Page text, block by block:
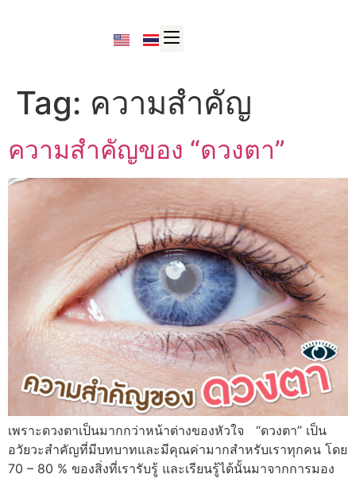
Tag: ความสำคัญ
ความสำคัญของ “ดวงตา”
เพราะดวงตาเป็นมากกว่าหน้าต่างของหัวใจ “ดวงตา” เป็น
อวัยวะสำคัญที่มีบทบาทและมีคุณค่ามากสำหรับเราทุกคน โดย
70 – 80 % ของสิ่งที่เรารับรู้ และเรียนรู้ได้นั้นมาจากการมอง